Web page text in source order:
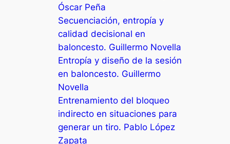
Óscar Peña
Secuenciación, entropía y
calidad decisional en
baloncesto. Guillermo Novella
Entropía y diseño de la sesión
en baloncesto. Guillermo
Novella
Entrenamiento del bloqueo
indirecto en situaciones para
generar un tiro. Pablo López
Zapata